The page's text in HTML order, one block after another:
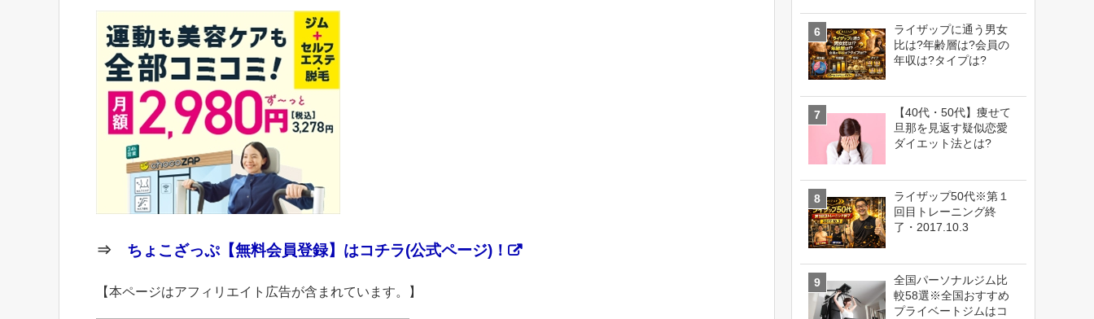
⇒ ちょこざっぷ【無料会員登録】はコチラ(公式ページ)！
【本ページはアフィリエイト広告が含まれています。】
ライザップに通う男女
比は?年齢層は?会員の
年収は?タイプは?
【40代・50代】痩せて
旦那を見返す疑似恋愛
ダイエット法とは?
ライザップ50代※第１
回目トレーニング終
了・2017.10.3
全国パーソナルジム比
較58選※全国おすすめ
プライベートジムはコ